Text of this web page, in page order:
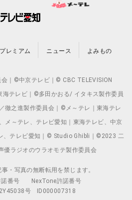
プレミアム ニュース よみもの
｜©中京テレビ｜© CBC TELEVISION
海テレビ｜©多田かおる/ イタキス製作委員
徹之進製作委員会｜©メ～テレ｜東海テレ
メ～テレ、テレビ愛知｜東海テレビ、中京
、テレビ愛知｜© Studio Ghibli｜©2023 二
優ラジオのウラオモテ製作委員会
・写真の無断転用を禁じます。
諾番号
NexTone許諾番号
号
ID000007318